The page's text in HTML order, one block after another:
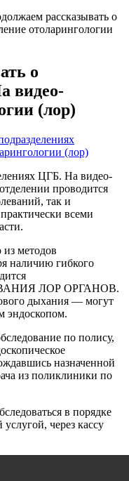
рассказывать о
отоларингологии
о
видео-
(лор)
ЦГБ. На видео-
проводится
так и
всеми
из методов
наличию гибкого
ЛОР ОРГАНОВ.
дыхания — могут
эндоскопом.
по полису,
назначенной
из поликлиники по
в порядке
через кассу